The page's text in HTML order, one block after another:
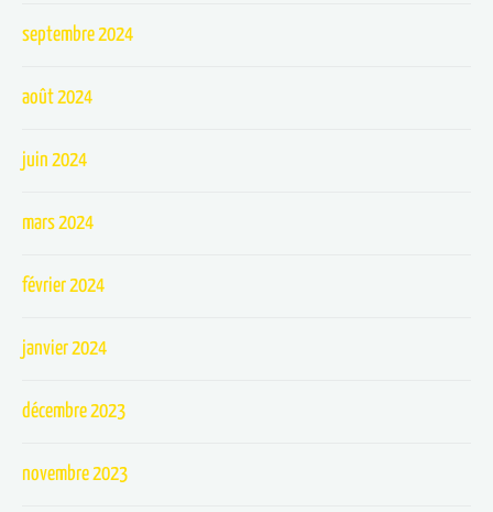
septembre 2024
août 2024
juin 2024
mars 2024
février 2024
janvier 2024
décembre 2023
novembre 2023